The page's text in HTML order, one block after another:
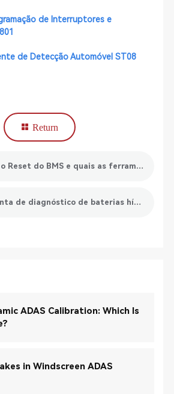
de Interruptores e
de Detecção Automóvel ST08
Return
upper： O que é o Reset do BMS e quais as ferramentas recomendadas para o Reset do BMS?
lower： Ferramenta de diagnóstico de baterias híbridas: Melhorando a precisão e a eficiência do diagnóstico
ADAS Calibration: Which Is
in Windscreen ADAS